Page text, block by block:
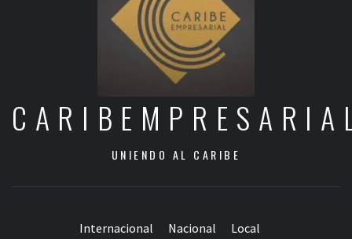
UNIENDO AL CARIBE
Internacional Nacional Local